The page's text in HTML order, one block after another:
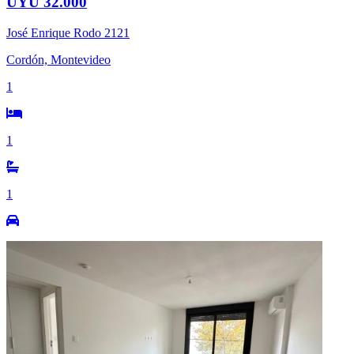
José Enrique Rodo 2121
Cordón, Montevideo
1
1
1